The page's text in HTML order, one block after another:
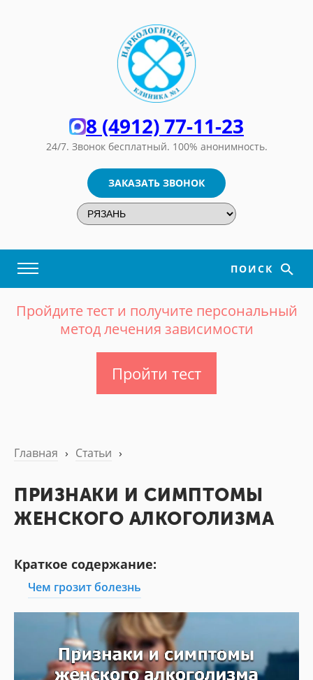
8 (4912) 77-11-23
24/7. Звонок бесплатный. 100% анонимность.
ЗАКАЗАТЬ ЗВОНОК
ПОИСК
Пройдите тест и получите персональный
метод лечения зависимости
Пройти тест
Главная › Статьи ›
ПРИЗНАКИ И СИМПТОМЫ
ЖЕНСКОГО АЛКОГОЛИЗМА
Краткое содержание:
Чем грозит болезнь